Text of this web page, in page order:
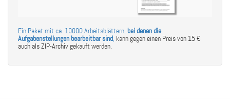
Ein Paket mit ca. 10000 Arbeitsblättern, bei denen die
Aufgabenstellungen bearbeitbar sind, kann gegen einen Preis von 15 €
auch als ZIP-Archiv gekauft werden.